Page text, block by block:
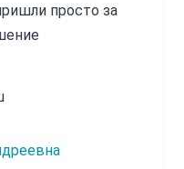
просто за